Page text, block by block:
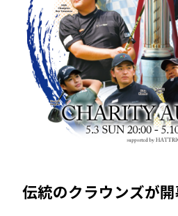
伝統のクラウンズが開